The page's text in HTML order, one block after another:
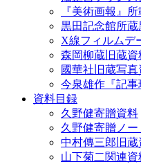
『美術画報』
黒田記念館所
X線フィルムデ
森岡柳蔵旧蔵資
國華社旧蔵写
今泉雄作『記事
資料目録
久野健寄贈資料
久野健寄贈ノー
中村傳三郎旧蔵
山下菊二関連資